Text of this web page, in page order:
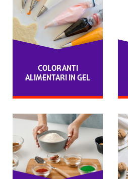
COLORANTI
ALIMENTARI IN GEL